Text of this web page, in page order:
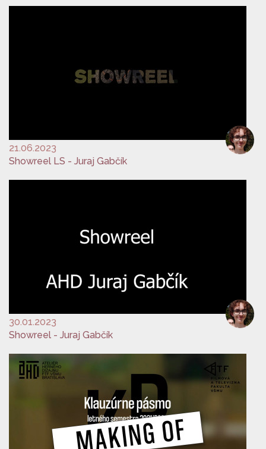
21.06.2023
Showreel LS - Juraj Gabčík
30.01.2023
Showreel - Juraj Gabčík